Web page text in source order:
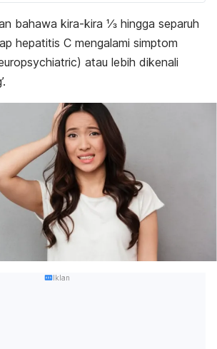
bahawa kira-kira ⅓ hingga separuh
hepatitis C mengalami simptom
atau lebih dikenali
’.
Iklan